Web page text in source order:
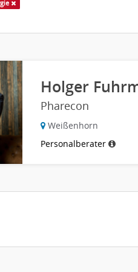
Holger
Pharecon
Weißenhorn
Personalberater